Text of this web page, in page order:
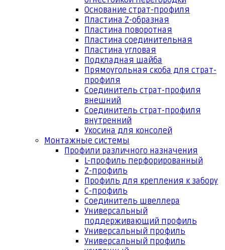
Основание страт-профиля
Пластина Z-образная
Пластина поворотная
Пластина соединительная
Пластина угловая
Подкладная шайба
Прямоугольная скоба для страт-
профиля
Соединитель страт-профиля
внешний
Соединитель страт-профиля
внутренний
Укосина для консолей
Монтажные системы
Профили различного назначения
L-профиль перфорированный
Z-профиль
Профиль для крепления к забору
С-профиль
Соединитель швеллера
Универсальный
поддерживающий профиль
Универсальный профиль
Универсальный профиль